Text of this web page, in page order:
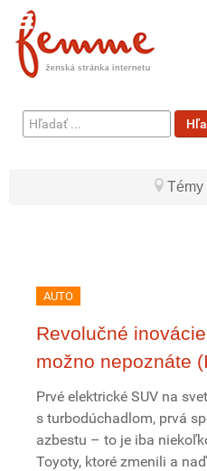
Hľadať
...
Témy
AUTO
Revolučné
možno nepoznáte
Prvé elektrické SUV na
s turbodúchadlom, prvá
azbestu – to je iba
Toyoty, ktoré zmenili a